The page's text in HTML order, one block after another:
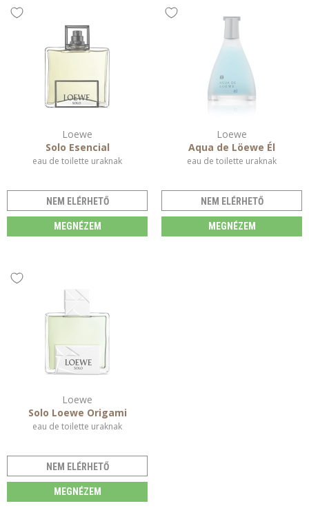
Loewe
Solo Esencial
eau de toilette uraknak
NEM ELÉRHETŐ
MEGNÉZEM
Loewe
Aqua de Löewe Él
eau de toilette uraknak
NEM ELÉRHETŐ
MEGNÉZEM
Loewe
Solo Loewe Origami
eau de toilette uraknak
NEM ELÉRHETŐ
MEGNÉZEM